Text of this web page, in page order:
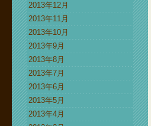
2013年12月
2013年11月
2013年10月
2013年9月
2013年8月
2013年7月
2013年6月
2013年5月
2013年4月